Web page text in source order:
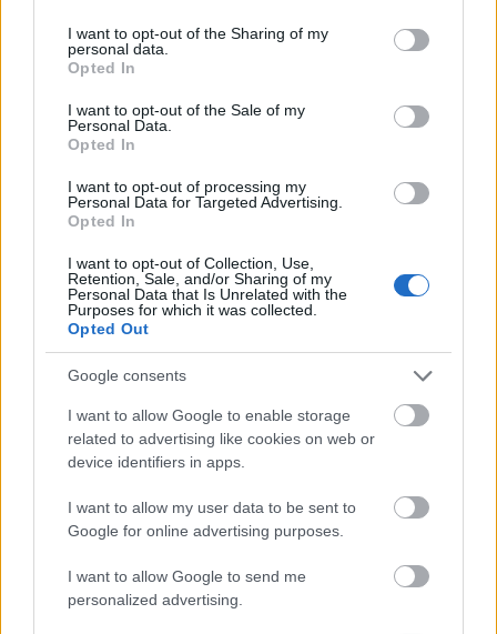
not limited to your visit or usage behaviour. You may click to
grant or deny consent to Google and its third-party tags to
use your data for below specified purposes in below Google
consent section.
I want to opt-out of the Sharing of my
personal data.
Opted In
I want to opt-out of the Sale of my
Personal Data.
Opted In
I want to opt-out of processing my
Personal Data for Targeted Advertising.
Opted In
I want to opt-out of Collection, Use,
Retention, Sale, and/or Sharing of my
Personal Data that Is Unrelated with the
Purposes for which it was collected.
Opted Out
Google consents
I want to allow Google to enable storage
related to advertising like cookies on web or
device identifiers in apps.
I want to allow my user data to be sent to
Google for online advertising purposes.
I want to allow Google to send me
personalized advertising.
gå med fluor under skia.HER kan du lese mer om
hva fluorforbudet har å si for skiskytterne.
Lørdag, 11. november
10.00 – Idre: kortdistanse, individuell start, menn
kvinner
10:15 – Sjusjøen: Sprint, kvinner
Se startlister og detaljer Idre
Se startlister og detaljer Sjusjøen
10.00 – Idre: Sprint 10km, individuell start,
11.50 – Idre: Sprint 7.5km, individuell start,
kvinner
10:45 – Sjusjøen: Fellesstart 80 Heat B (6 x
2.5km), menn
kvinner
14:15 – Sjusjøen: Fellesstart Heat A (5 x 3km),